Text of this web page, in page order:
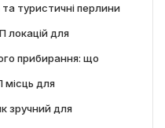
та туристичні перлини
локацій для
прибирання: що
місць для
зручний для